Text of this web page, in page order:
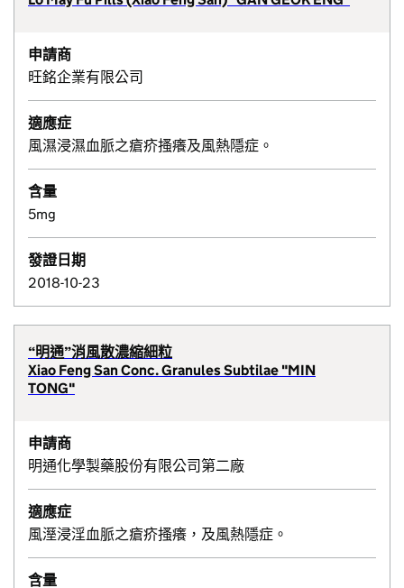
申請商
旺銘企業有限公司
適應症
風濕浸濕血脈之瘡疥搔癢及風熱隱症。
含量
5mg
發證日期
2018-10-23
“明通”消風散濃縮細粒
Xiao Feng San Conc. Granules Subtilae "MIN
TONG"
申請商
明通化學製藥股份有限公司第二廠
適應症
風溼浸淫血脈之瘡疥搔癢，及風熱隱症。
含量